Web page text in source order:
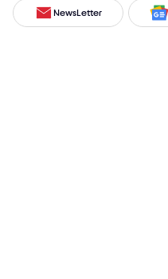
NewsLetter